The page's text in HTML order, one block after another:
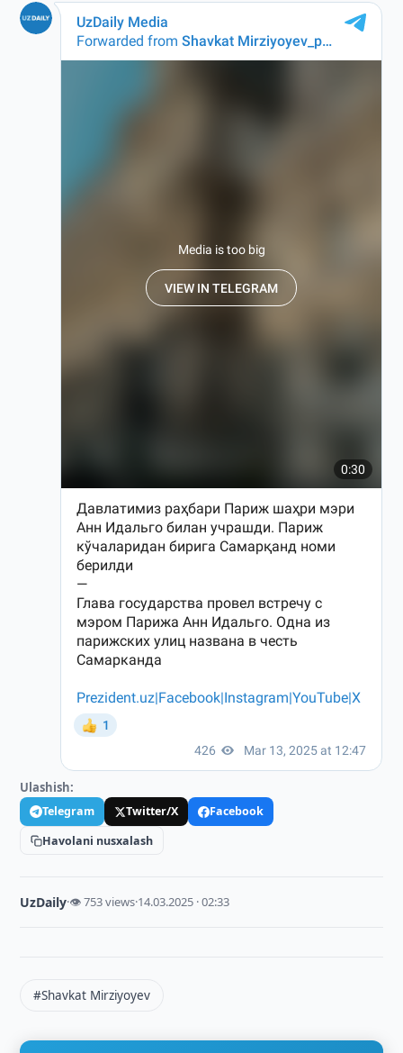
Ulashish:
Telegram Twitter/X
Facebook
Havolani nusxalash
UzDaily·👁 753 views·14.03.2025 · 02:33
#Shavkat Mirziyoyev